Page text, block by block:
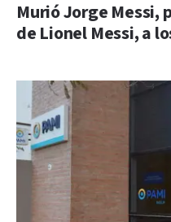
Murió Jorge Messi,
de Lionel Messi, a